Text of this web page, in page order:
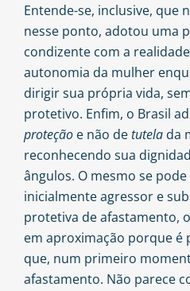
Entende-se, inclusive, que
nesse ponto, adotou uma
condizente com a
autonomia da mulher
dirigir sua própria vida,
protetivo. Enfim, o Brasil
proteção e não detutela da
reconhecendo sua
ângulos. O mesmo se
inicialmente agressor e
protetiva de afastamento,
em aproximação porque é
que, num primeiro
afastamento. Não parece